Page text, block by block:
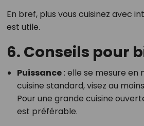
En bref, plus vous cuisinez avec
est utile.
6. Conseils pour
Puissance: elle se mesure en
cuisine standard, visez au
Pour une grande cuisine
est préférable.